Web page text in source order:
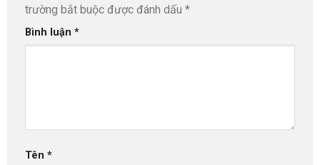
trường bắt buộc được đánh dấu *
Bình luận *
Tên *